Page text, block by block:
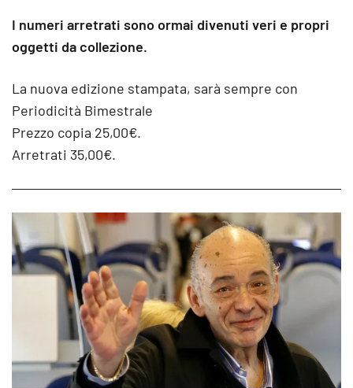
I numeri arretrati sono ormai divenuti veri e propri
oggetti da collezione.
La nuova edizione stampata, sarà sempre con
Periodicità Bimestrale
Prezzo copia 25,00€.
Arretrati 35,00€.